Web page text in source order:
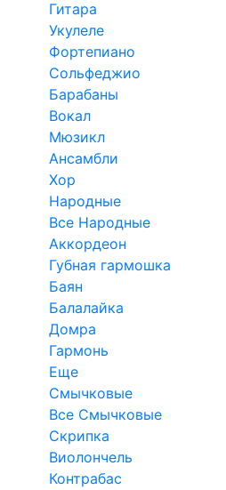
Гитара
Укулеле
Фортепиано
Сольфеджио
Барабаны
Вокал
Мюзикл
Ансамбли
Хор
Народные
Все Народные
Аккордеон
Губная гармошка
Баян
Балалайка
Домра
Гармонь
Еще
Смычковые
Все Смычковые
Скрипка
Виолончель
Контрабас